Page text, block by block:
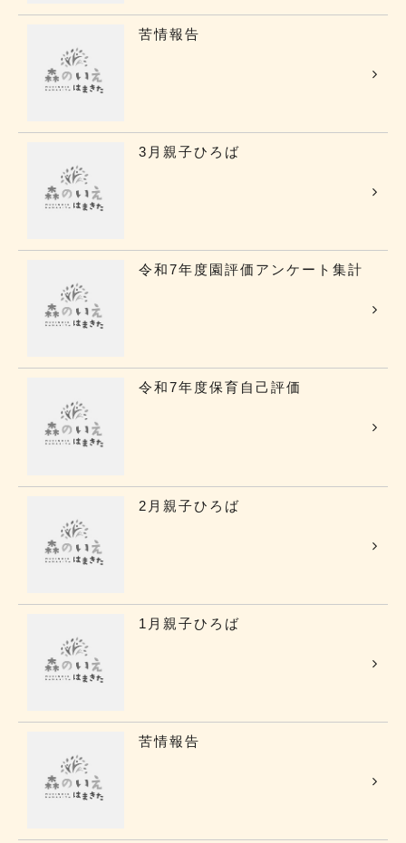
苦情報告
3月親子ひろば
令和7年度園評価アンケート集計
令和7年度保育自己評価
2月親子ひろば
1月親子ひろば
苦情報告